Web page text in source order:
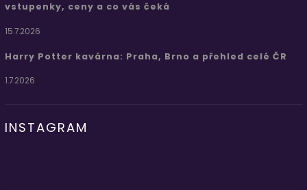
vstupenky, ceny a co vás čeká
15.7.2026
Harry Potter kavárna: Praha, Brno a přehled celé ČR
1.7.2026
INSTAGRAM